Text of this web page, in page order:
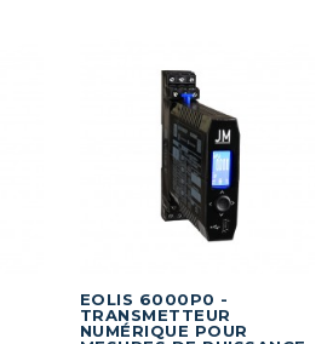
EOLIS 6000P0 -
TRANSMETTEUR
NUMÉRIQUE POUR